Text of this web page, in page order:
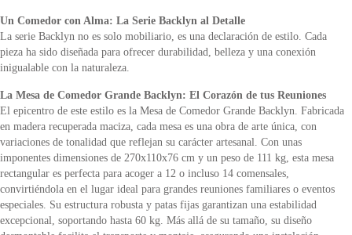
Un Comedor con Alma: La Serie Backlyn al Detalle
La serie Backlyn no es solo mobiliario, es una declaración de estilo. Cada
pieza ha sido diseñada para ofrecer durabilidad, belleza y una conexión
inigualable con la naturaleza.
La Mesa de Comedor Grande Backlyn: El Corazón de tus Reuniones
El epicentro de este estilo es la Mesa de Comedor Grande Backlyn. Fabricada
en madera recuperada maciza, cada mesa es una obra de arte única, con
variaciones de tonalidad que reflejan su carácter artesanal. Con unas
imponentes dimensiones de 270x110x76 cm y un peso de 111 kg, esta mesa
rectangular es perfecta para acoger a 12 o incluso 14 comensales,
convirtiéndola en el lugar ideal para grandes reuniones familiares o eventos
especiales. Su estructura robusta y patas fijas garantizan una estabilidad
excepcional, soportando hasta 60 kg. Más allá de su tamaño, su diseño